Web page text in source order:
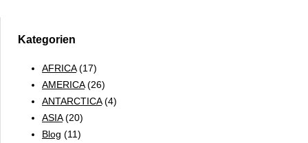
Ostdeutsche
Reiseträume
Kategorien
AFRICA(17)
AMERICA(26)
ANTARCTICA(4)
ASIA(20)
Blog (11)